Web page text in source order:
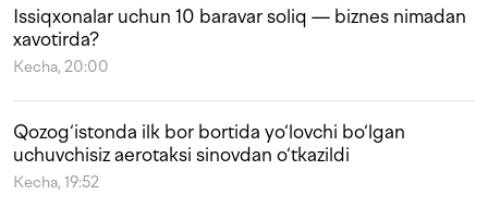
Issiqxonalar uchun 10 baravar soliq — biznes nimadan
xavotirda?
Kecha, 20:00
Qozog‘istonda ilk bor bortida yo‘lovchi bo‘lgan
uchuvchisiz aerotaksi sinovdan o‘tkazildi
Kecha, 19:52